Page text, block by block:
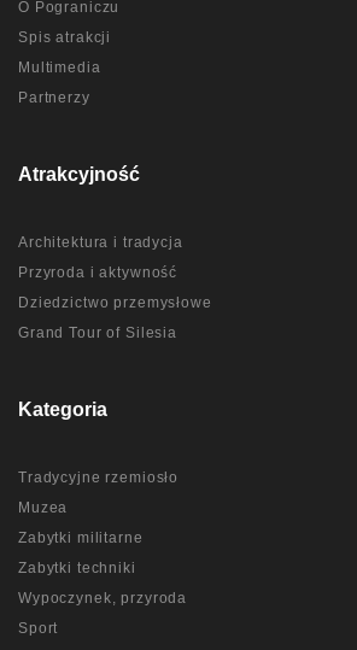
O Pograniczu
Spis atrakcji
Multimedia
Partnerzy
Atrakcyjność
Architektura i tradycja
Przyroda i aktywność
Dziedzictwo przemysłowe
Grand Tour of Silesia
Kategoria
Tradycyjne rzemiosło
Muzea
Zabytki militarne
Zabytki techniki
Wypoczynek, przyroda
Sport